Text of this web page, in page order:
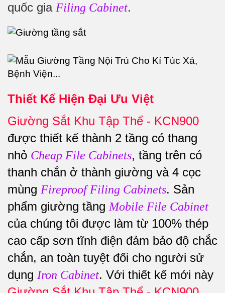
quốc gia Filing Cabinet.
Thiết Kế Hiện Đại Ưu Việt
Giường Sắt Khu Tập Thể - KCN900
được thiết kế thành 2 tầng có thang
nhỏ Cheap File Cabinets, tầng trên có
thanh chắn ở thành giường và 4 cọc
mùng Fireproof Filing Cabinets. Sản
phẩm giường tầng Mobile File Cabinet
của chúng tôi được làm từ 100% thép
cao cấp sơn tĩnh điện đảm bảo độ chắc
chắn, an toàn tuyệt đối cho người sử
dụng Iron Cabinet. Với thiết kế mới này